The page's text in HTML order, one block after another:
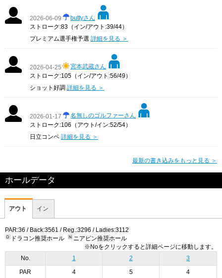
2026-06-09
buttyさん
ストローク:83（イン/アウト:39/44）
プレミアム選手権予選 詳細を見る ＞
2026-04-25
宮本武蔵さん
ストローク:105（イン/アウト:56/49）
ショット好調 詳細を見る ＞
2026-01-17
名無しのゴルファーさん
ストローク:106（アウト/イン:52/54）
日立コンペ 詳細を見る ＞
最新の書き込みをもっと見る ＞
ホールデータ
アウト イン
PAR:36 / Back:3561 / Reg.:3296 / Ladies:3112
ドラコン推奨ホール
ニアピン推奨ホール
※Noをクリックすると詳細ページに移動します。
No.
1 2 3
PAR 4 5 4